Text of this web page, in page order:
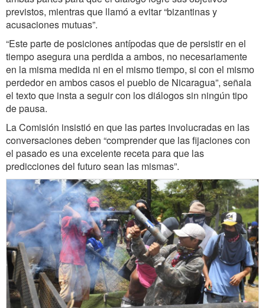
previstos, mientras que llamó a evitar “bizantinas y
acusaciones mutuas”.
“Este parte de posiciones antípodas que de persistir en el
tiempo asegura una perdida a ambos, no necesariamente
en la misma medida ni en el mismo tiempo, si con el mismo
perdedor en ambos casos el pueblo de Nicaragua”, señala
el texto que insta a seguir con los diálogos sin ningún tipo
de pausa.
La Comisión insistió en que las partes involucradas en las
conversaciones deben “comprender que las fijaciones con
el pasado es una excelente receta para que las
predicciones del futuro sean las mismas”.